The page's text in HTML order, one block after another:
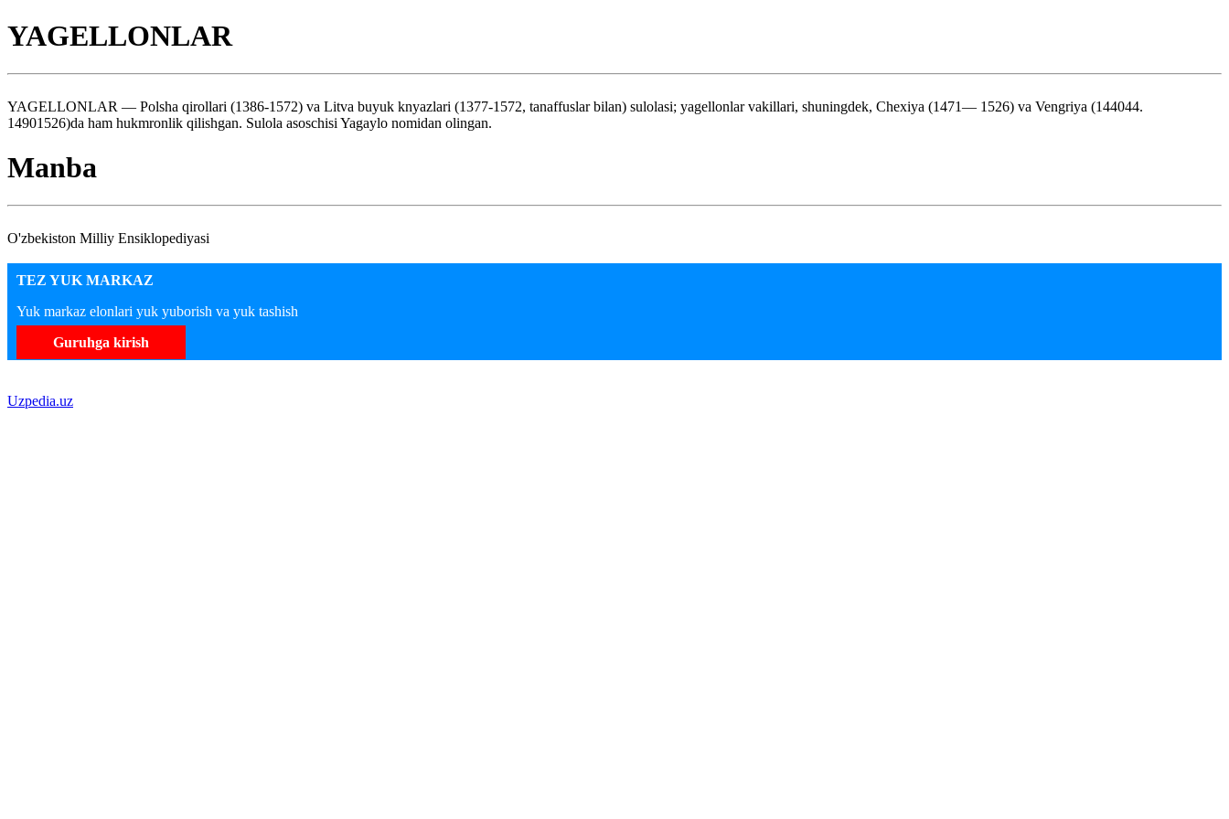
YAGELLONLAR
YAGELLONLAR — Polsha qirollari (1386-1572) va Litva buyuk knyazlari (1377-1572, tanaffuslar bilan) sulolasi; yagellonlar vakillari, shuningdek, Chexiya (1471— 1526) va Vengriya (144044.
14901526)da ham hukmronlik qilishgan. Sulola asoschisi Yagaylo nomidan olingan.
Manba
O'zbekiston Milliy Ensiklopediyasi
TEZ YUK MARKAZ
Yuk markaz elonlari yuk yuborish va yuk tashish
Guruhga kirish
Uzpedia.uz